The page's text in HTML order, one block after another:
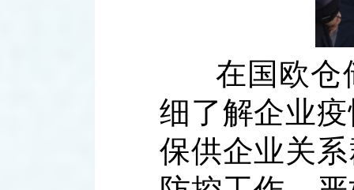
在国欧仓
细了解企业
保供企业关